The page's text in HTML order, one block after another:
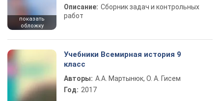
показать
обложку
Описание: Сборник задач и контрольных
работ
Учебники Всемирная история 9
класс
Авторы: А.А. Мартынюк, О. А. Гисем
Год: 2017